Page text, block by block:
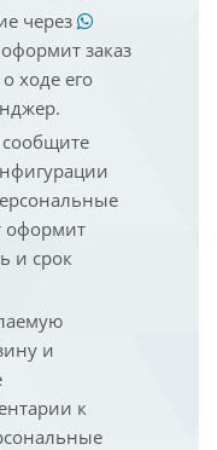
через
заказ
ходе его
оформит
и срок
и
к